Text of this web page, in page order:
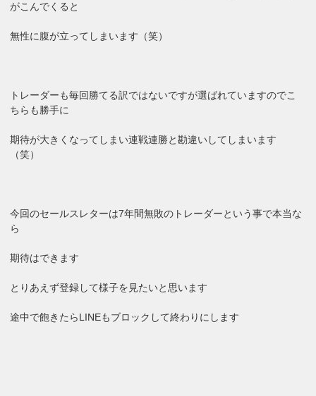
がこんでくると
無性に腹が立ってしまいます（笑）
トレーダーも毎回勝てる訳ではないですが選ばれていますのでこ
ちらも勝手に
期待が大きくなってしまい連戦連勝と勘違いしてしまいます
（笑）
今回のセールスレターは7年間無敗のトレーダーという事で本当な
ら
期待はできます
とりあえず登録して様子を見たいと思います
途中で飽きたらLINEもブロックして終わりにします